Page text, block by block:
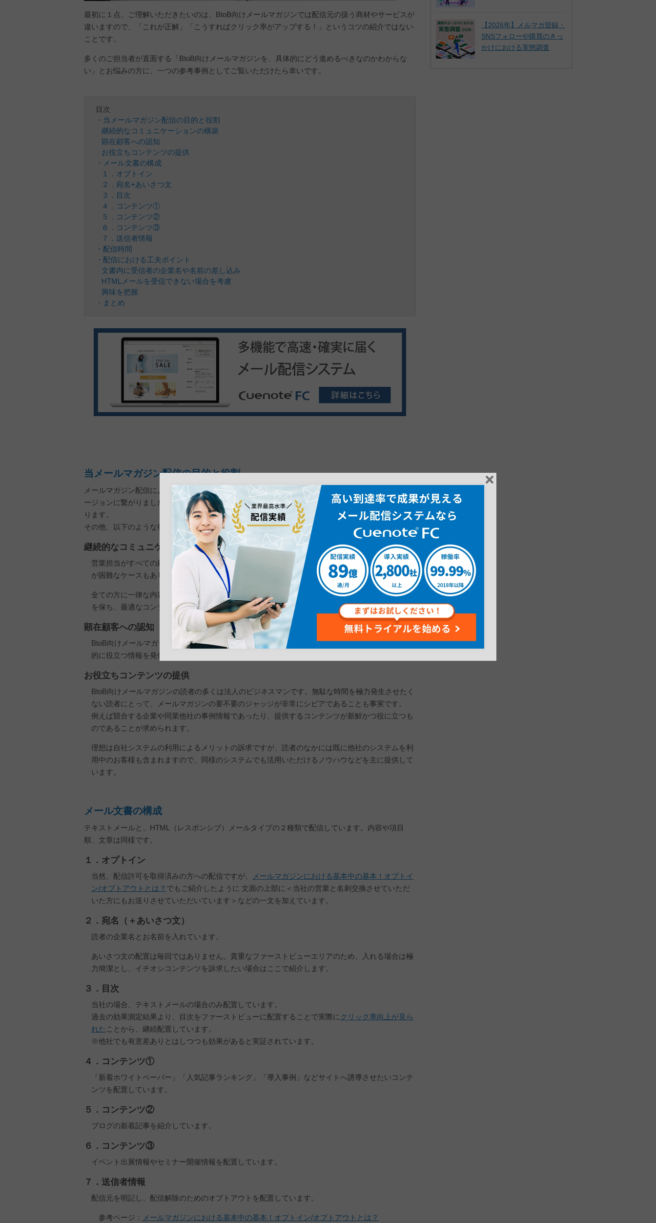
最初に１点、ご理解いただきたいのは、BtoB向けメールマガジンでは配信元の扱う商材やサービスが
違いますので、「これが正解」「こうすればクリック率がアップする！」というコツの紹介ではない
ことです。
多くのご担当者が直面する「BtoB向けメールマガジンを、具体的にどう進めるべきなのかわからな
い」とお悩みの方に、一つの参考事例としてご覧いただけたら幸いです。
目次
・当メールマガジン配信の目的と役割
継続的なコミュニケーションの構築
顕在顧客への認知
お役立ちコンテンツの提供
・メール文書の構成
１．オプトイン
２．宛名+あいさつ文
３．目次
４．コンテンツ①
５．コンテンツ②
６．コンテンツ③
７．送信者情報
・配信時間
・配信における工夫ポイント
文書内に受信者の企業名や名前の差し込み
HTMLメールを受信できない場合を考慮
興味を把握
・まとめ
当メールマガジン配信の目的と役割
メールマガジン配信による情報提供を継続した結果、半年の計測期間に少なくとも53件以上のコンバ
ージョンに繋がりました。"確度の薄い状態から徐々に案件化させる"仕組みとしての位置づけでもあ
ります。
その他、以下のような役割を果たしています。
継続的なコミュニケーションの構築
営業担当がすべての顧客とコミュニケーションをとる事は理想ではありますが、現実的には、それ
が困難なケースもあります。
全ての方に一律な内容を送るのではなく、いくつかの段階に分類することで顧客との適切な距離感
を保ち、最適なコンテンツへの誘導やアプローチができるのがメールの良いところです。
顕在顧客への認知
BtoB向けメールマガジンは、企業活動・製品・サービスを知ってもらうだけではありません。継続
的に役立つ情報を発信することで、企業としての信頼感を積み重ねることにもつながります。
お役立ちコンテンツの提供
BtoB向けメールマガジンの読者の多くは法人のビジネスマンです。無駄な時間を極力発生させたく
ない読者にとって、メールマガジンの要不要のジャッジが非常にシビアであることも事実です。
例えば競合する企業や同業他社の事例情報であったり、提供するコンテンツが新鮮かつ役に立つも
のであることが求められます。
理想は自社システムの利用によるメリットの訴求ですが、読者のなかには既に他社のシステムを利
用中のお客様も含まれますので、同様のシステムでも活用いただけるノウハウなどを主に提供して
います。
メール文書の構成
テキストメールと、HTML（レスポンシブ）メールタイプの２種類で配信しています。内容や項目
順、文章は同様です。
１．オプトイン
当然、配信許可を取得済みの方への配信ですが、
メールマガジンにおける基本中の基本！オプトイ
ン/オプトアウトとは？ でもご紹介したように 文面の上部に＜当社の営業と名刺交換させていただ
いた方にもお送りさせていただいています＞などの一文を加えています。
２．宛名（＋あいさつ文）
読者の企業名とお名前を入れています。
あいさつ文の配置は毎回ではありません。貴重なファーストビューエリアのため、入れる場合は極
力簡潔とし、イチオシコンテンツを訴求したい場合はここで紹介します。
３．目次
当社の場合、テキストメールの場合のみ配置しています。
過去の効果測定結果より、目次をファーストビューに配置することで実際に クリック率向上が見ら
れた ことから、継続配置しています。
※他社でも有意差ありとはしつつも効果があると実証されています。
４．コンテンツ①
「新着ホワイトペーパー」「人気記事ランキング」「導入事例」などサイトへ誘導させたいコンテ
ンツを配置しています。
５．コンテンツ②
ブログの新着記事を紹介しています。
６．コンテンツ③
イベント出展情報やセミナー開催情報を配置しています。
７．送信者情報
配信元を明記し、配信解除のためのオプトアウトを配置しています。
参考ページ： メールマガジンにおける基本中の基本！オプトイン/オプトアウトとは？
【2026年】メルマガ登録・
SNSフォローや購買のきっ
かけにおける実態調査